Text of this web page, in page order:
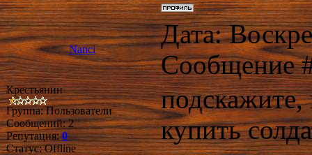
Nanci
Дата:
Сообщение
Крестьянин
Группа: Пользователи
Сообщений:2
Репутация:0
Статус:Offline
подскажите,
купить